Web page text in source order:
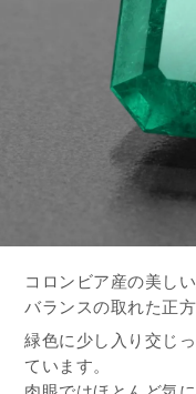
コロンビア産の美し
バランスの取れた正
緑色に少し入り交じ
ています。